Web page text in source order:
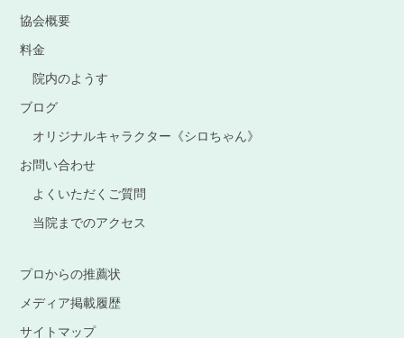
協会概要
料金
院内のようす
ブログ
オリジナルキャラクター《シロちゃん》
お問い合わせ
よくいただくご質問
当院までのアクセス
プロからの推薦状
メディア掲載履歴
サイトマップ